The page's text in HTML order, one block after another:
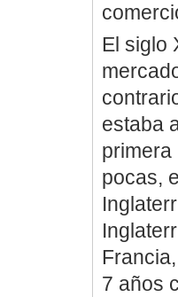
El siglo
estaba
primera
pocas,
7 años